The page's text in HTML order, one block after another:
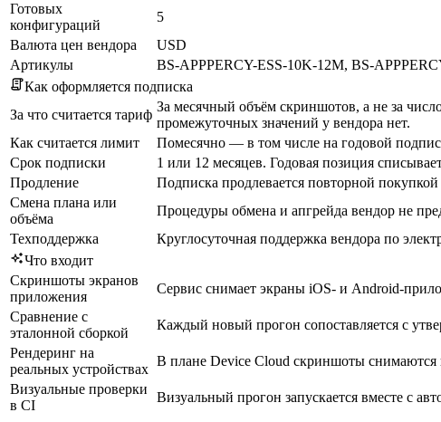
Готовых
конфигураций
5
Валюта цен вендора
USD
Артикулы
BS-APPPERCY-ESS-10K-12M, BS-
Как оформляется подписка
За что считается тариф
За месячный объём скриншотов, а не за
промежуточных значений у вендора нет.
Как считается лимит
Помесячно — в том числе на годовой
Срок подписки
1 или 12 месяцев. Годовая позиция
Продление
Подписка продлевается повторной
Смена плана или
объёма
Процедуры обмена и апгрейда вендор не
Техподдержка
Круглосуточная поддержка вендора по
Что входит
Скриншоты экранов
приложения
Сервис снимает экраны iOS- и Android-
Сравнение с
эталонной сборкой
Каждый новый прогон сопоставляется с
Рендеринг на
реальных устройствах
В плане Device Cloud скриншоты снимаются
Визуальные проверки
в CI
Визуальный прогон запускается вместе с